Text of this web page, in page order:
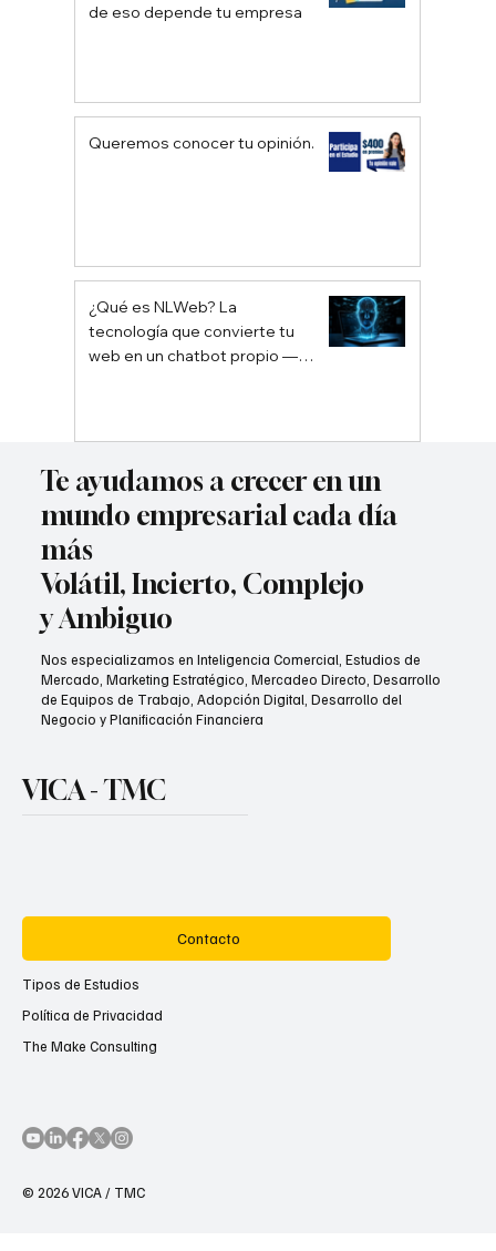
de eso depende tu empresa
Queremos conocer tu opinión.
¿Qué es NLWeb? La
tecnología que convierte tu
web en un chatbot propio —
Te ayudamos a crecer en un
mundo empresarial cada día
más
Volátil, Incierto, Complejo
y Ambiguo
Nos especializamos en Inteligencia Comercial, Estudios de
Mercado, Marketing Estratégico, Mercadeo Directo, Desarrollo
de Equipos de Trabajo, Adopción Digital, Desarrollo del
Negocio y Planificación Financiera
VICA - TMC
Contacto
Tipos de Estudios
Política de Privacidad
The Make Consulting
© 2026 VICA / TMC